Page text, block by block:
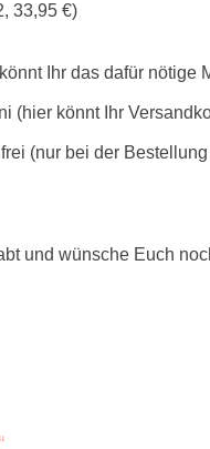
33,95 €)
Ihr das dafür nötige
(hier könnt Ihr
(nur bei der
und wünsche Euch